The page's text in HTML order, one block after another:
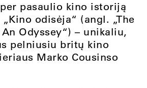
pasaulio kino istoriją
odisėja“ (angl. „The
Odyssey“) – unikaliu,
pelniusiu britų kino
Marko Cousinso